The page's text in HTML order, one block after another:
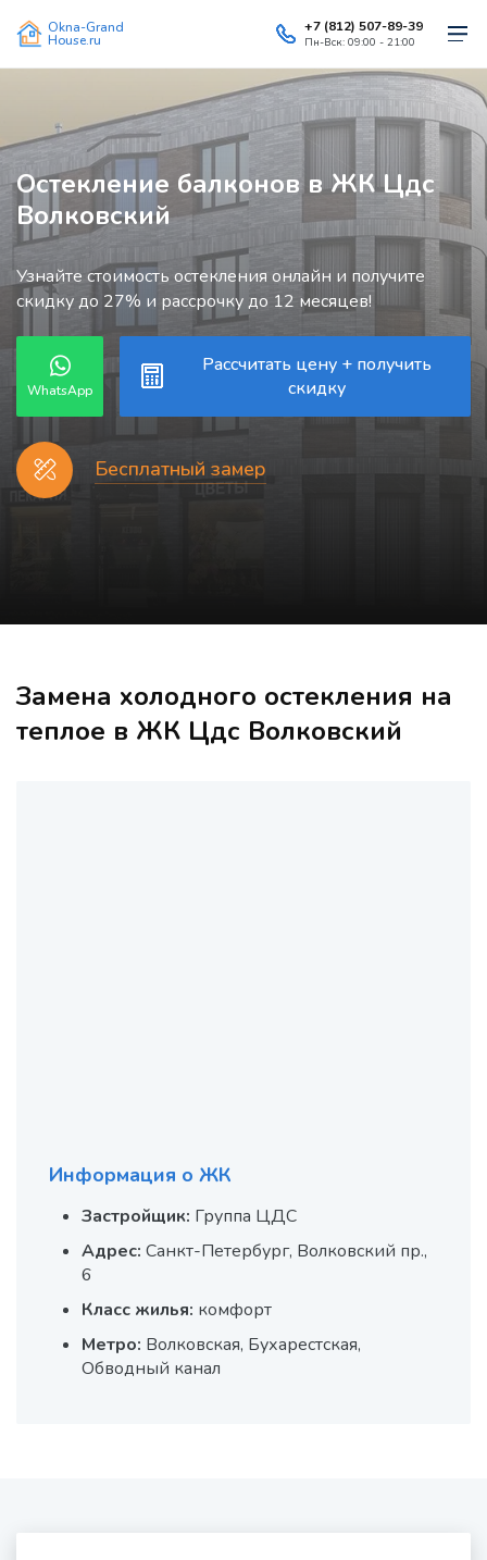
Okna-Grand
House.ru
+7 (812) 507-89-39
Пн-Вск: 09:00 - 21:00
Остекление балконов в ЖК Цдс
Волковский
Узнайте стоимость остекления онлайн и получите
скидку до 27% и рассрочку до 12 месяцев!
WhatsApp
Рассчитать цену + получить
скидку
Бесплатный замер
Замена холодного остекления на
теплое в ЖК Цдс Волковский
Информация о ЖК
Застройщик: Группа ЦДС
Адрес: Санкт-Петербург, Волковский пр.,
6
Класс жилья: комфорт
Метро: Волковская, Бухарестская,
Обводный канал